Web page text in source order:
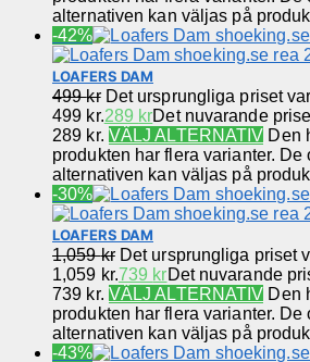
alternativen kan väljas på
-42%
LOAFERS DAM
499kr Det ursprungliga priset
499 kr.289 krDet nuvarande
289 kr. VÄLJ ALTERNATIV Den
produkten har flera varianter. De
alternativen kan väljas på
-30%
LOAFERS DAM
1,059kr Det ursprungliga priset
1,059 kr.739 krDet nuvarande
739 kr. VÄLJ ALTERNATIV Den
produkten har flera varianter. De
alternativen kan väljas på
-43%